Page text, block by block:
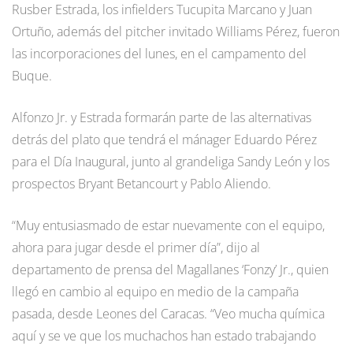
Rusber Estrada, los infielders Tucupita Marcano y Juan
Ortuño, además del pitcher invitado Williams Pérez, fueron
las incorporaciones del lunes, en el campamento del
Buque.
Alfonzo Jr. y Estrada formarán parte de las alternativas
detrás del plato que tendrá el mánager Eduardo Pérez
para el Día Inaugural, junto al grandeliga Sandy León y los
prospectos Bryant Betancourt y Pablo Aliendo.
“Muy entusiasmado de estar nuevamente con el equipo,
ahora para jugar desde el primer día”, dijo al
departamento de prensa del Magallanes ‘Fonzy’ Jr., quien
llegó en cambio al equipo en medio de la campaña
pasada, desde Leones del Caracas. “Veo mucha química
aquí y se ve que los muchachos han estado trabajando